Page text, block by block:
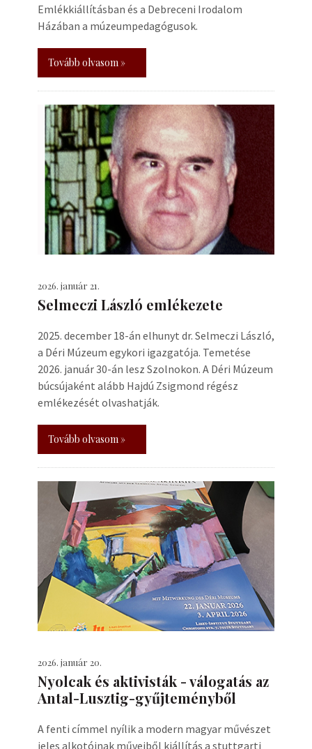
Emlékkiállításban és a Debreceni Irodalom
Házában a múzeumpedagógusok.
Tovább olvasom »
2026. január 21.
Selmeczi László emlékezete
2025. december 18-án elhunyt dr. Selmeczi László,
a Déri Múzeum egykori igazgatója. Temetése
2026. január 30-án lesz Szolnokon. A Déri Múzeum
búcsújaként alább Hajdú Zsigmond régész
emlékezését olvashatják.
Tovább olvasom »
2026. január 20.
Nyolcak és aktivisták - válogatás az
Antal-Lusztig-gyűjteményből
A fenti címmel nyílik a modern magyar művészet
jeles alkotóinak műveiből kiállítás a stuttgarti